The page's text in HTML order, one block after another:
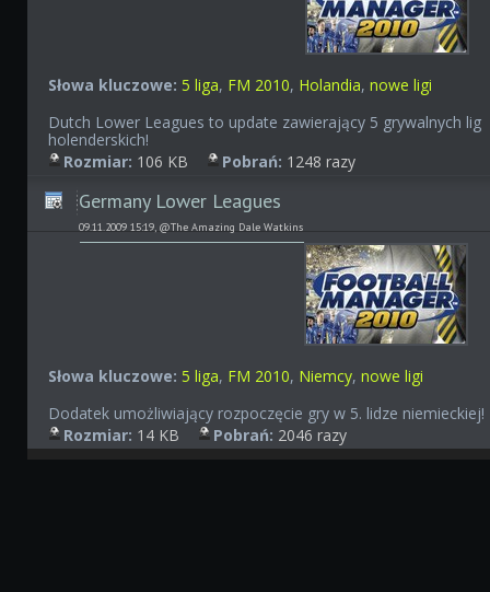
Słowa kluczowe: 5 liga, FM 2010, Holandia,nowe ligi
Dutch Lower Leagues to update zawierający 5 grywalnych lig
holenderskich!
Rozmiar: 106 KB Pobrań: 1248 razy
Germany Lower Leagues
09.11.2009 15:19, @The Amazing Dale Watkins
Słowa kluczowe: 5 liga, FM 2010, Niemcy,nowe ligi
Dodatek umożliwiający rozpoczęcie gry w 5. lidze niemieckiej!
Rozmiar: 14 KB Pobrań: 2046 razy